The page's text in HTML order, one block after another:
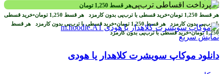
هر قسط 1,250 تومان
هر قسط 1,250 تومان•خرید قسطی با ترب‌پی بدون کارمزد هر قسط 1,250 تومان•خرید قسطی
با ترب‌پی بدون کارمزد هر قسط1,250 تومان•خرید قسطی با ترب‌پی بدون کارمزد هر قسط
1,250 تومان•خرید قسطی با ترب‌پی بدون کارمزدنمایش سریع
دانلود موکاپ سویشرت کلاهدار یا هودی